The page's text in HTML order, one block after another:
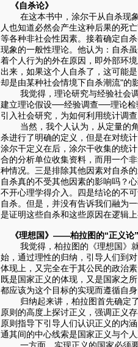
《自杀论》
在这本书中，涂尔干从自杀现象
人也知道必然会产生这种后果的死
等各种非社会性因素。接着确定自
现象的一般性理论。他认为：自杀
着个人行为的外在原因，即外部环
出来，如果这个人自杀了，这可能
却是由某种社会情境下自杀潮流"
我觉得，理论研究与经验社会调
建立理论假设──经验调查──理论检
引入社会研究，为如何利用统计调
当然，我个人认为，从定量的角
杀进行了明确的定义，但是在对统
涂尔干定义在后，涂尔干收集的统
合的分析单位收集资料，而用一个
种情况。三是排除其他因素对自杀
自杀真的不受其他因素的影响吗？
不开心理学得介入。四是结论的不
自杀。但是，并没有告诉我们融为
是证明这些自杀和这些原因在逻辑
《理想国》——柏拉图的“正义论”
我觉得，柏拉图的《理想国》就
始，通过理性的归纳，引导人们到
体现上，又完全在于其公民的政治
既是国家正义的体现，又是国家之
都应该为这个目标的实现而遵循自
归纳起来讲，柏拉图首先确定了
原则的高度上探讨正义，强调正义
原则指导下引导人们认识正义的内
通其间的中心线索是国家正义与个